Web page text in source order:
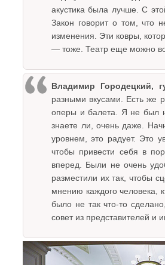
акустика была лучше. С
Закон говорит о том, что
изменения. Эти ковры,
— тоже. Театр еще можно
Владимир Городецкий,
разными вкусами. Есть же
оперы и балета. Я не был
знаете ли, очень даже.
уровнем, это радует. Это
чтобы привести себя в
вперед. Были не очень
разместили их так, чтобы
мнению каждого человека,
было не так что-то
совет из представителей и